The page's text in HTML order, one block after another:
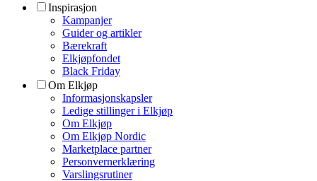
Inspirasjon
Kampanjer
Guider og artikler
Bærekraft
Elkjøpfondet
Black Friday
Om Elkjøp
Informasjonskapsler
Ledige stillinger i Elkjøp
Om Elkjøp
Om Elkjøp Nordic
Marketplace partner
Personvernerklæring
Varslingsrutiner